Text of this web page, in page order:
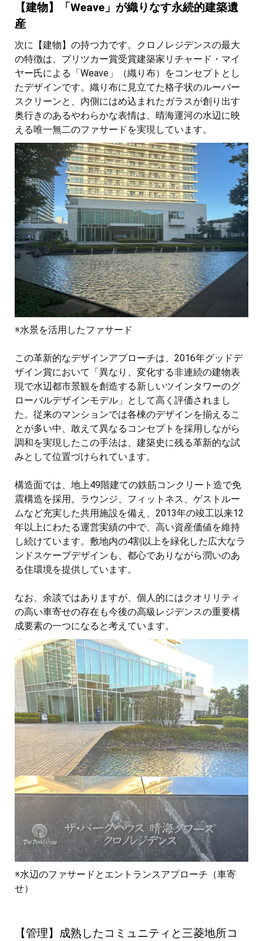
【建物】「Weave」が織りなす永続的建築遺
産
次に【建物】の持つ力です。クロノレジデンスの最大
の特徴は、プリツカー賞受賞建築家リチャード・マイ
ヤー氏による「Weave」（織り布）をコンセプトとし
たデザインです。織り布に見立てた格子状のルーバー
スクリーンと、内側にはめ込まれたガラスが創り出す
奥行きのあるやわらかな表情は、晴海運河の水辺に映
える唯一無二のファサードを実現しています。
※水景を活用したファサード
この革新的なデザインアプローチは、2016年グッドデ
ザイン賞において「異なり、変化する非連続の建物表
現で水辺都市景観を創造する新しいツインタワーのグ
ローバルデザインモデル」として高く評価されまし
た。従来のマンションでは各棟のデザインを揃えるこ
とが多い中、敢えて異なるコンセプトを採用しながら
調和を実現したこの手法は、建築史に残る革新的な試
みとして位置づけられています。
構造面では、地上49階建ての鉄筋コンクリート造で免
震構造を採用。ラウンジ、フィットネス、ゲストルー
ムなど充実した共用施設を備え、2013年の竣工以来12
年以上にわたる運営実績の中で、高い資産価値を維持
し続けています。敷地内の4割以上を緑化した広大なラ
ンドスケープデザインも、都心でありながら潤いのあ
る住環境を提供しています。
なお、余談ではありますが、個人的にはクオリリティ
の高い車寄せの存在も今後の高級レジデンスの重要構
成要素の一つになると考えています。
※水辺のファサードとエントランスアプローチ（車寄
せ）
【管理】成熟したコミュニティと三菱地所コ